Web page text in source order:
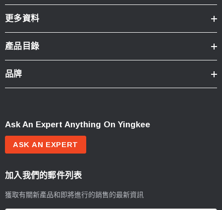
更多資料
產品目錄
品牌
Ask An Expert Anything On Yingkee
ASK AN EXPERT
加入我們的郵件列表
獲取有關新產品和即將進行的銷售的最新資訊